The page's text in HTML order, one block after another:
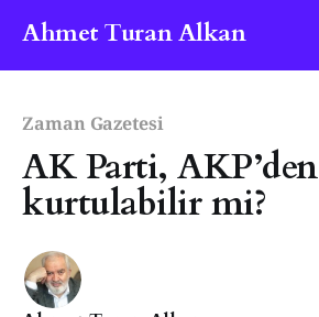
Ahmet Turan Alkan
Zaman Gazetesi
AK Parti, AKP’den
kurtulabilir mi?